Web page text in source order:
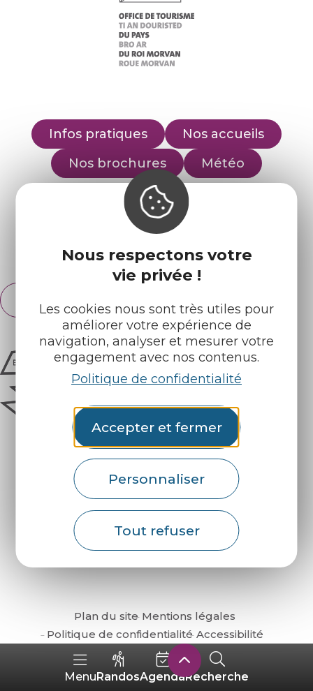
Nous respectons votre
vie privée !
Les cookies nous sont très utiles pour
améliorer votre expérience de
navigation, analyser et mesurer votre
engagement avec nos contenus.
Politique de confidentialité
Accepter et fermer
Personnaliser
Tout refuser
MenuRandosAgendaRecherche
Infos pratiques
Nos accueils
Nos brochures
Météo
Retrouvez-nous sur :
Espace pro Partenaires
Français
English
Comment venir ?
Plan du site Mentions légales
Politique de confidentialité Accessibilité